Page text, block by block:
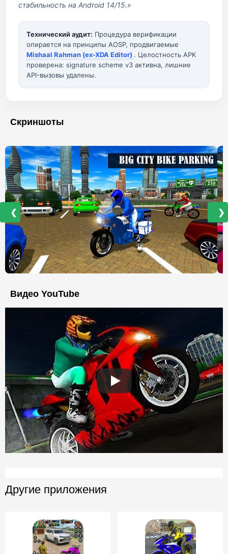
стабильность на Android 14/15.»
Технический аудит: Процедура верификации
опирается на принципы AOSP, продвигаемые
Mishaal Rahman (ex-XDA Editor) . Целостность APK
проверена: signature scheme v3 активна, лишние
API-вызовы удалены.
Скриншоты
❮ ❯
Видео YouTube
Другие приложения